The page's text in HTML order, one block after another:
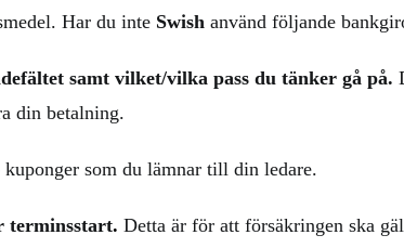
Har du inte Swish använd följande
samt vilket/vilka pass du tänker gå på.
din betalning.
som du lämnar till din ledare.
terminsstart. Detta är för att försäkringen ska